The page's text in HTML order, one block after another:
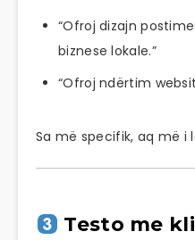
“Ofroj dizajn
biznese lokale.”
“Ofroj ndërtim
Sa më specifik, aq më i
Testo me